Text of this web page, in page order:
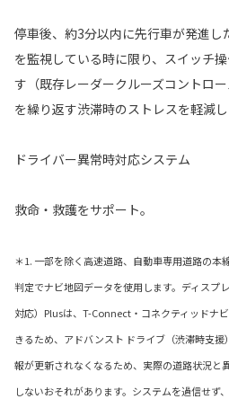
停車後、約3分以内に先行車が発進
を監視している時に限り、スイッチ
す（既存レーダークルーズコントロ
を繰り返す渋滞時のストレスを軽減し
ドライバー異常時対応システム
救命・救護をサポート。
＊1. 一部を除く高速道路、自動車専用道路の本
判定でナビ地図データを使用します。ディスプ
対応）Plusは、T-Connect・コネクティッドナ
きるため、アドバンスト ドライブ（渋滞時支
報が更新されなくなるため、実際の道路状況と
しないおそれがあります。システムを過信せず